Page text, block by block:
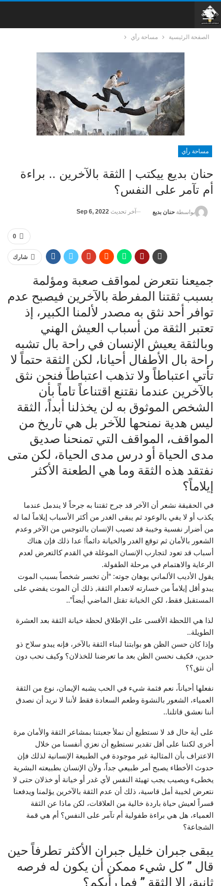
الصفحة الرئيسية مساحة رأي
مساحة رأي
حنان بديع ييكتب | الثقة بالآخرين .. براءة
أم تآمر على النفس؟
بواسطة حنان بديع آخر تحديث Sep 6, 2022
0
شارك
جميعنا نتعرض لمواقف صعبة ومؤلمة
بسبب ثقتنا المفرطة بالآخرين فيصبح عدم
توافر أحد نثق به مصدر لألمنا الكبير، إذ
تعتبر الثقة من أسباب العيش الهني
وبالثقة يعيش الإنسان في راحة بال تشبه
راحة بال الأطفال أحيانا، لكن الثقة حتماً لا
تأتي اعتباطاً ولا تذهب اعتباطاً فنحن نثق
بالآخرين عندما نقتنع اقتناعاً تاماً بأن
الشخص الموثوق به لن يخذلنا أبداً، الثقة
ليس هدية نمنحها للآخر بل هي تاريخ من
المواقف، المواقف التي تمنحنا صديق
مدى الحياة أو درس مدى الحياة، لكن متى
نفتقد هذه الثقة وما هي الطعنة الأكثر
إيلاماً؟
في الحقيقة نشعر أن الآخر قد جرح ثقتنا به جرحاً لا يندمل عندما
يكذب أو لا يفي بالوعود ثم يبقى الغدر من أكثر الأسباب إيلاماً لما له
من أضرار نفسية وخيبة قد تصيب الإنسان بالتوجس من الآخر وعدم
الشعور بالأمان ثم توقع الغدر والخيانة دائماً! عدا ذلك فإن هناك
أسباب قد تعود لتجارب الإنسان الموغلة في القدم كالتعرض لعدم
الرعاية والاهتمام في مرحلة الطفولة.
يقول الأديب الألماني يوهان جوته: “أن تخسر شخصاً بسبب الموت
يبدو أقل إيلاماً من خسارته لانعدام الثقة, ذلك أن الموت يقضي على
المستقبل فقط، لكن الخيانة تقتل الماضي أيضاً”..
لذا هي اللحظة الأقسى على الإطلاق لحظة خيانة الثقة بعد العشرة
الطويلة..
وإذا كان حسن الظن هو بوابتنا لبناء الثقة بالآخر، فإنه يبدو سلاح ذو
حدين، فكيف نحسن الظن بعد ما تعرضنا للخذلان؟ وكيف نحب دون
أن نثق؟؟
نفعلها أحياناً، نعم فثمة شيء في الحب يشبه الإيمان، نوع من الثقة
العمياء، الشعور بالنشوة وطعم السعادة فقط لأننا لا نريد أن نصدق
أننا نعشق قاتلنا..
على أية حال قد لا نستطيع أن نملأ جعبتنا بمشاعر الثقة والأمان مرة
أخرى لكننا على أقل تقدير نستطيع أن نعزي أنفسنا من خلال
الاعتراف بأن المثالية غير موجودة في الطبيعة الإنسانية لذلك فإن
حدوث الأخطاء يصبح أمر طبيعي جداً، ولأن الإنسان بطبيعته البشرية
يخطىء ويصيب يجب تهيئة النفس لأي غدر أو خيانة أو خذلان حتى لا
نتعرض لخيبة أمل قاسية، ذلك أن عدم الثقة بالآخرين يؤلمنا ويدفعنا
قسراً لعيش حياة باردة خالية من العلاقات، لكن ماذا عن الثقة
العمياء، هل هي براءة طفولية أم تآمر على النفس؟ أم هي قمة
الشجاعة؟
يبقى جبران خليل جبران الأكثر تطرفاً حين
قال ” كل شيء ممكن أن يكون له فرصه
ثانية، إلا الثقة ” فما رأيكم؟